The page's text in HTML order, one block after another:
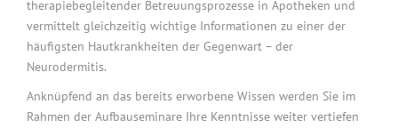
therapiebegleitender Betreuungsprozesse in Apotheken und
vermittelt gleichzeitig wichtige Informationen zu einer der
häufigsten Hautkrankheiten der Gegenwart – der
Neurodermitis.
Anknüpfend an das bereits erworbene Wissen werden Sie im
Rahmen der Aufbauseminare Ihre Kenntnisse weiter vertiefen